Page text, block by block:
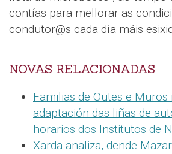
contías para mellorar as
condutor@s cada día máis
NOVAS RELACIONADAS
Familias de Outes e
adaptación das liñas de
horarios dos Institutos de
Xarda analiza, dende